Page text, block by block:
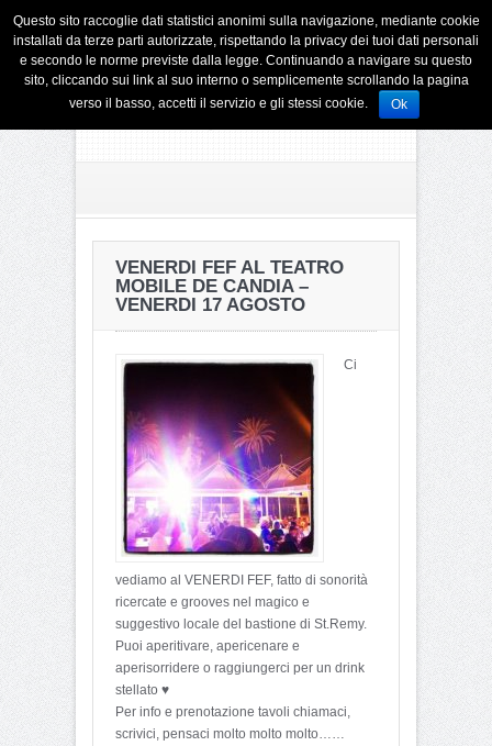
VENERDI FEF AL TEATRO
MOBILE DE CANDIA –
VENERDI 17 AGOSTO
Ci
vediamo al VENERDI FEF, fatto di sonorità
ricercate e grooves nel magico e
suggestivo locale del bastione di St.Remy.
Puoi aperitivare, apericenare e
aperisorridere o raggiungerci per un drink
stellato ♥
Per info e prenotazione tavoli chiamaci,
scrivici, pensaci molto molto molto……
Questo sito raccoglie dati statistici anonimi sulla navigazione, mediante cookie
installati da terze parti autorizzate, rispettando la privacy dei tuoi dati personali
e secondo le norme previste dalla legge. Continuando a navigare su questo
sito, cliccando sui link al suo interno o semplicemente scrollando la pagina
verso il basso, accetti il servizio e gli stessi cookie.
Ok